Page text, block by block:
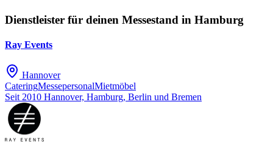
Dienstleister für deinen Messestand in Hamburg
Ray Events
Hannover
CateringMessepersonalMietmöbel
Seit 2010 Hannover, Hamburg, Berlin und Bremen